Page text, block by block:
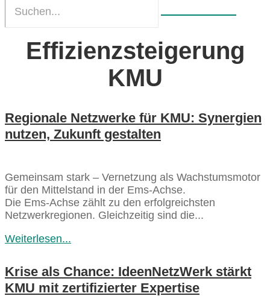
Effizienzsteigerung
KMU
Regionale Netzwerke für KMU: Synergien
nutzen, Zukunft gestalten
Gemeinsam stark – Vernetzung als Wachstumsmotor
für den Mittelstand in der Ems‑Achse.
Die Ems‑Achse zählt zu den erfolgreichsten
Netzwerkregionen. Gleichzeitig sind die...
Weiterlesen...
Krise als Chance: IdeenNetzWerk stärkt
KMU mit zertifizierter Expertise